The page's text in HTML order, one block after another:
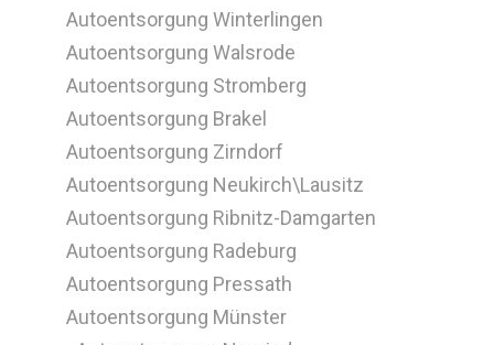
Autoentsorgung Winterlingen
Autoentsorgung Walsrode
Autoentsorgung Stromberg
Autoentsorgung Brakel
Autoentsorgung Zirndorf
Autoentsorgung Neukirch\Lausitz
Autoentsorgung Ribnitz-Damgarten
Autoentsorgung Radeburg
Autoentsorgung Pressath
Autoentsorgung Münster